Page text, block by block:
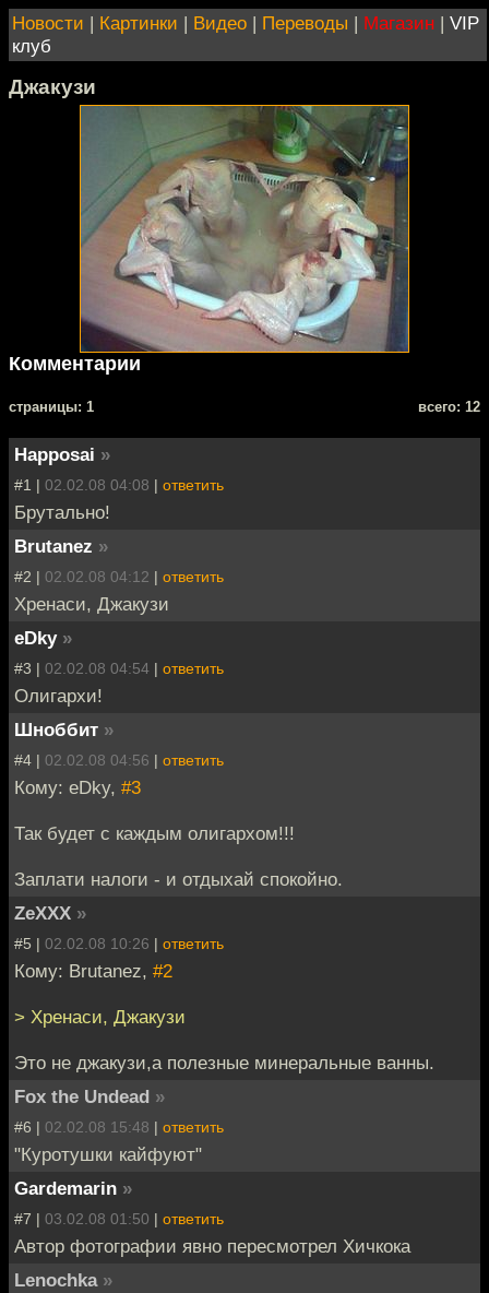
Новости | Картинки | Видео | Переводы | Магазин | VIP
клуб
Джакузи
Комментарии
cтраницы: 1 всего: 12
Happosai »
#1 | 02.02.08 04:08 | ответить
Брутально!
Brutanez »
#2 | 02.02.08 04:12 | ответить
Хренаси, Джакузи
eDky »
#3 | 02.02.08 04:54 | ответить
Олигархи!
Шноббит »
#4 | 02.02.08 04:56 | ответить
Кому: eDky, #3
Так будет с каждым олигархом!!!
Заплати налоги - и отдыхай спокойно.
ZeXXX »
#5 | 02.02.08 10:26 | ответить
Кому: Brutanez, #2
> Хренаси, Джакузи
Это не джакузи,а полезные минеральные ванны.
Fox the Undead »
#6 | 02.02.08 15:48 | ответить
"Куротушки кайфуют"
Gardemarin »
#7 | 03.02.08 01:50 | ответить
Автор фотографии явно пересмотрел Хичкока
Lenochka »